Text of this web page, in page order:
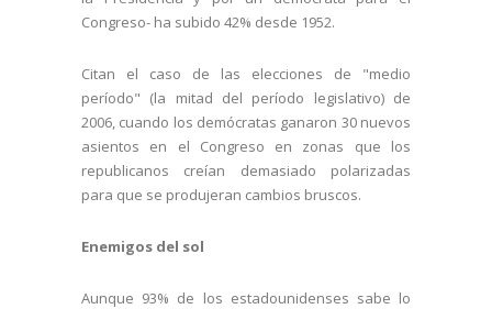
Congreso- ha subido 42% desde 1952.
Citan el caso de las elecciones de "medio
período" (la mitad del período legislativo) de
2006, cuando los demócratas ganaron 30 nuevos
asientos en el Congreso en zonas que los
republicanos creían demasiado polarizadas
para que se produjeran cambios bruscos.
Enemigos del sol
Aunque 93% de los estadounidenses sabe lo